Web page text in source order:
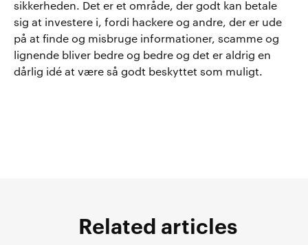
sikkerheden. Det er et område, der godt kan betale
sig at investere i, fordi hackere og andre, der er ude
på at finde og misbruge informationer, scamme og
lignende bliver bedre og bedre og det er aldrig en
dårlig idé at være så godt beskyttet som muligt.
Related articles